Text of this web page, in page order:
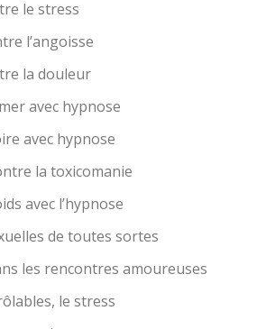
le stress
l’angoisse
la douleur
avec hypnose
avec hypnose
la toxicomanie
avec l’hypnose
de toutes sortes
les rencontres amoureuses
le stress